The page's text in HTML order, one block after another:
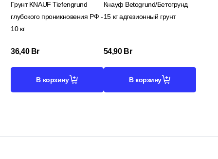
Ленты; Серпянки
Металлопрокат
Пены; Герметики; Клей
Грунт KNAUF Tiefengrund
глубокого проникновения РФ -
10 кг
36,40 Br
В корзину
Кнауф Betogrund/Бетогрунд
15 кг адгезионный грунт
54,90 Br
В корзину